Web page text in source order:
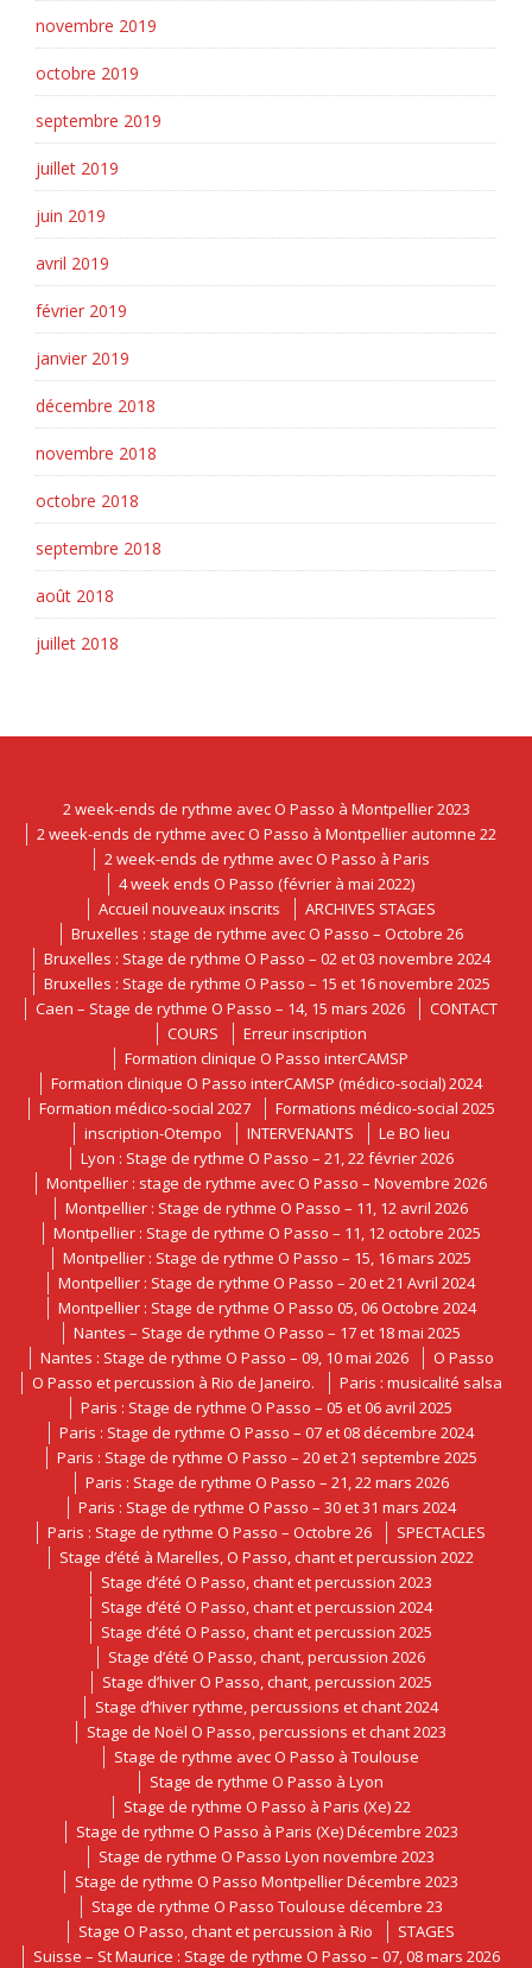
novembre 2019
octobre 2019
septembre 2019
juillet 2019
juin 2019
avril 2019
février 2019
janvier 2019
décembre 2018
novembre 2018
octobre 2018
septembre 2018
août 2018
juillet 2018
2 week-ends de rythme avec O Passo à Montpellier 2023
2 week-ends de rythme avec O Passo à Montpellier automne 22
2 week-ends de rythme avec O Passo à Paris
4 week ends O Passo (février à mai 2022)
Accueil nouveaux inscrits
ARCHIVES STAGES
Bruxelles : stage de rythme avec O Passo – Octobre 26
Bruxelles : Stage de rythme O Passo – 02 et 03 novembre 2024
Bruxelles : Stage de rythme O Passo – 15 et 16 novembre 2025
Caen – Stage de rythme O Passo – 14, 15 mars 2026
CONTACT
COURS
Erreur inscription
Formation clinique O Passo interCAMSP
Formation clinique O Passo interCAMSP (médico-social) 2024
Formation médico-social 2027
Formations médico-social 2025
inscription-Otempo
INTERVENANTS
Le BO lieu
Lyon : Stage de rythme O Passo – 21, 22 février 2026
Montpellier : stage de rythme avec O Passo – Novembre 2026
Montpellier : Stage de rythme O Passo – 11, 12 avril 2026
Montpellier : Stage de rythme O Passo – 11, 12 octobre 2025
Montpellier : Stage de rythme O Passo – 15, 16 mars 2025
Montpellier : Stage de rythme O Passo – 20 et 21 Avril 2024
Montpellier : Stage de rythme O Passo 05, 06 Octobre 2024
Nantes – Stage de rythme O Passo – 17 et 18 mai 2025
Nantes : Stage de rythme O Passo – 09, 10 mai 2026
O Passo
O Passo et percussion à Rio de Janeiro.
Paris : musicalité salsa
Paris : Stage de rythme O Passo – 05 et 06 avril 2025
Paris : Stage de rythme O Passo – 07 et 08 décembre 2024
Paris : Stage de rythme O Passo – 20 et 21 septembre 2025
Paris : Stage de rythme O Passo – 21, 22 mars 2026
Paris : Stage de rythme O Passo – 30 et 31 mars 2024
Paris : Stage de rythme O Passo – Octobre 26
SPECTACLES
Stage d’été à Marelles, O Passo, chant et percussion 2022
Stage d’été O Passo, chant et percussion 2023
Stage d’été O Passo, chant et percussion 2024
Stage d’été O Passo, chant et percussion 2025
Stage d’été O Passo, chant, percussion 2026
Stage d’hiver O Passo, chant, percussion 2025
Stage d’hiver rythme, percussions et chant 2024
Stage de Noël O Passo, percussions et chant 2023
Stage de rythme avec O Passo à Toulouse
Stage de rythme O Passo à Lyon
Stage de rythme O Passo à Paris (Xe) 22
Stage de rythme O Passo à Paris (Xe) Décembre 2023
Stage de rythme O Passo Lyon novembre 2023
Stage de rythme O Passo Montpellier Décembre 2023
Stage de rythme O Passo Toulouse décembre 23
Stage O Passo, chant et percussion à Rio
STAGES
Suisse – St Maurice : Stage de rythme O Passo – 07, 08 mars 2026